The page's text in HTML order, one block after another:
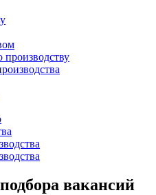
производству
вакансий